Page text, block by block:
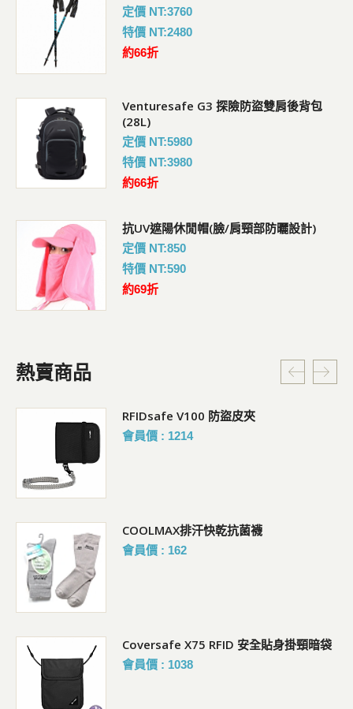
定價 NT:3760
特價 NT:2480
約66折
Venturesafe G3 探險防盜雙肩後背包
(28L)
定價 NT:5980
特價 NT:3980
約66折
抗UV遮陽休閒帽(臉/肩頸部防曬設計)
定價 NT:850
特價 NT:590
約69折
熱賣商品
RFIDsafe V100 防盜皮夾
會員價 : 1214
COOLMAX排汗快乾抗菌襪
會員價 : 162
Coversafe X75 RFID 安全貼身掛頸暗袋
會員價 : 1038